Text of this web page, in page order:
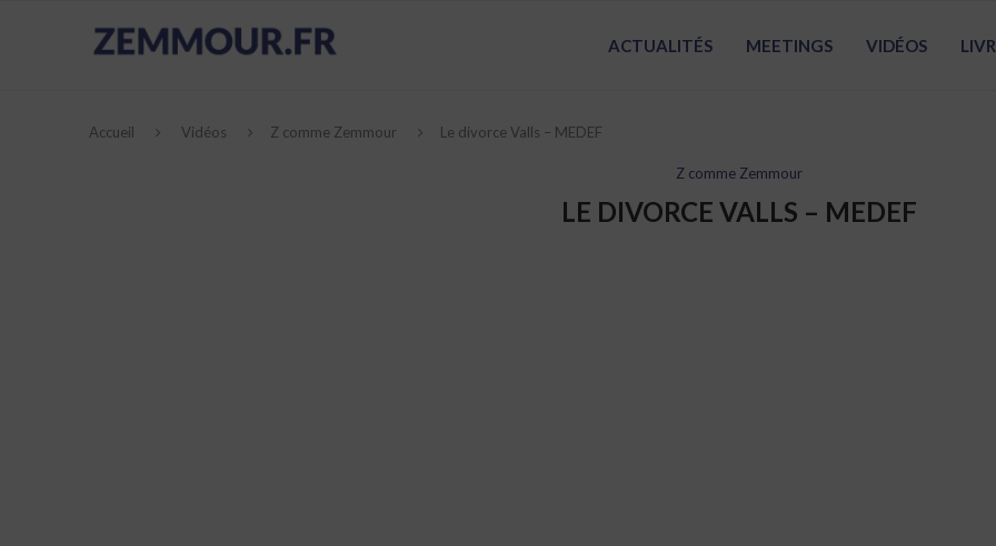
ACTUALITÉS MEETINGS VIDÉOS
Accueil Vidéos Z comme Zemmour Le divorce Valls – MEDEF
Z comme Zemmour
LE DIVORCE VALLS – MEDEF